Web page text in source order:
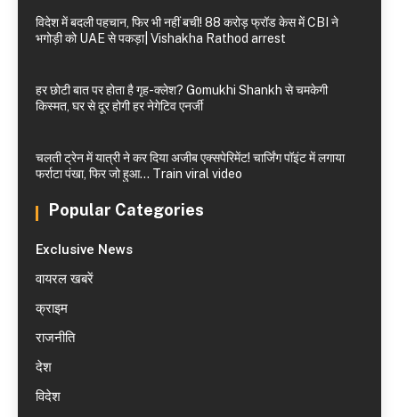
विदेश में बदली पहचान, फिर भी नहीं बची! 88 करोड़ फ्रॉड केस में CBI ने
भगोड़ी को UAE से पकड़ा| Vishakha Rathod arrest
हर छोटी बात पर होता है गृह-क्लेश? Gomukhi Shankh से चमकेगी
किस्मत, घर से दूर होगी हर नेगेटिव एनर्जी
चलती ट्रेन में यात्री ने कर दिया अजीब एक्सपेरिमेंट! चार्जिंग पॉइंट में लगाया
फर्राटा पंखा, फिर जो हुआ… Train viral video
Popular Categories
Exclusive News
वायरल खबरें
क्राइम
राजनीति
देश
विदेश